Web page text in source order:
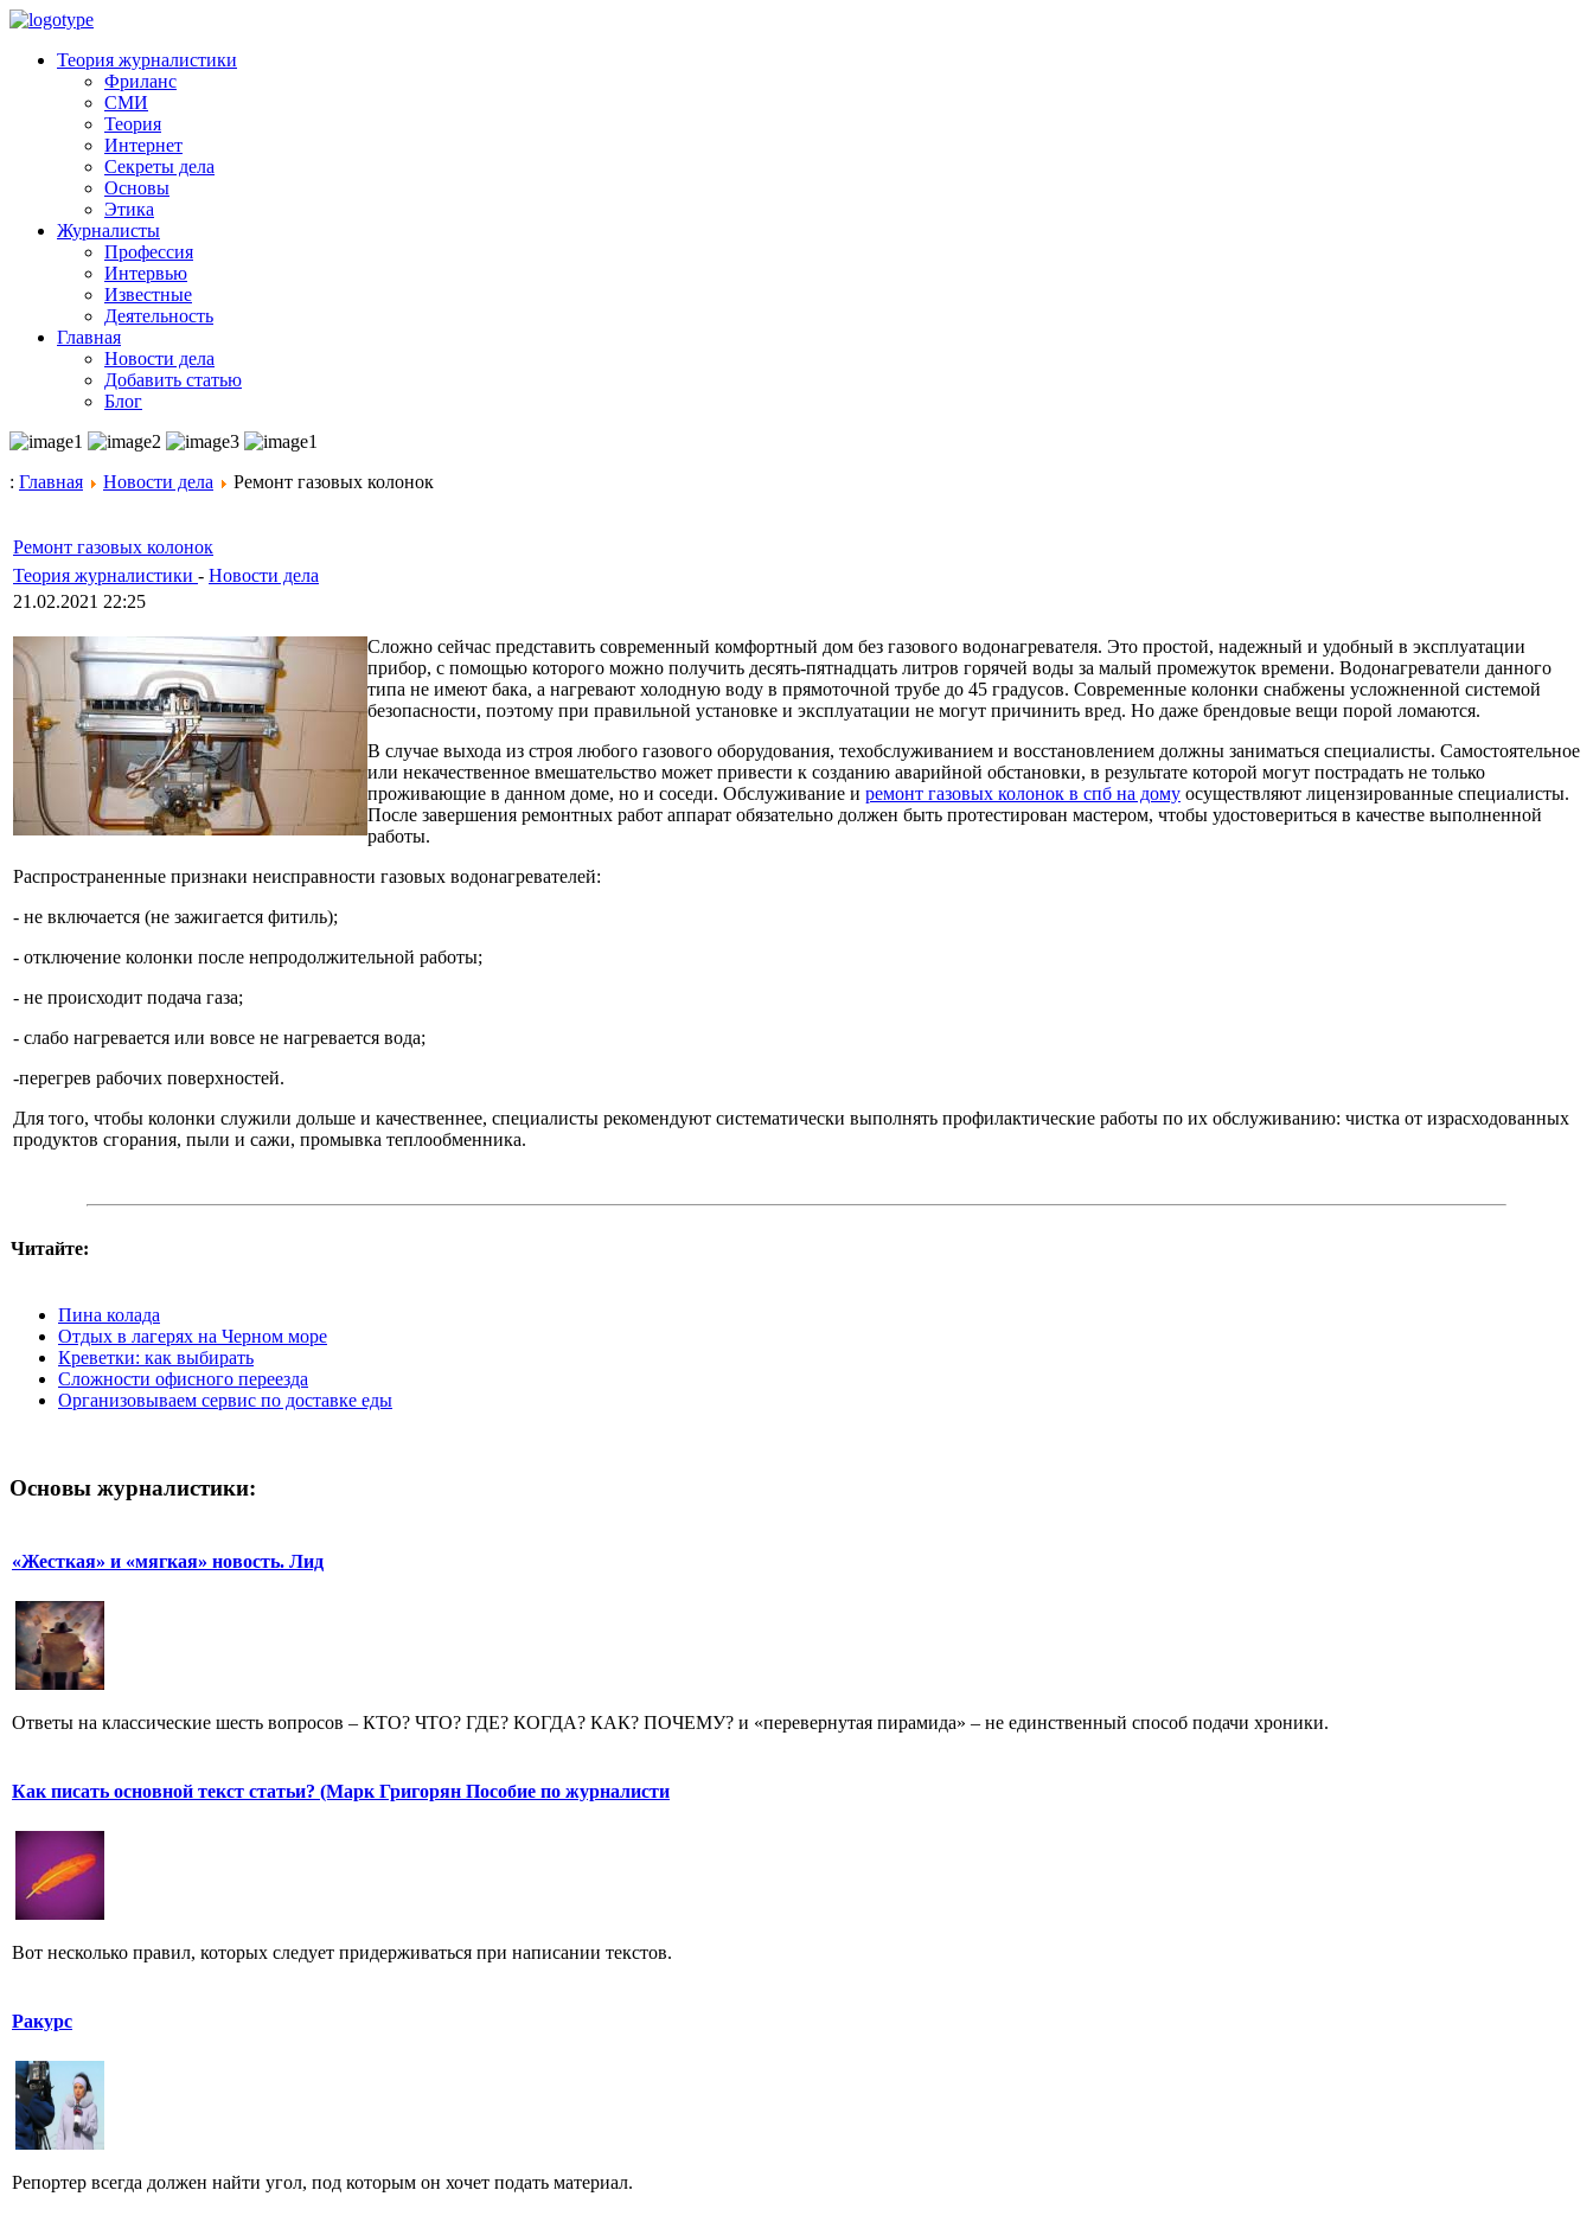
Теория журналистики
Фриланс
СМИ
Теория
Интернет
Секреты дела
Основы
Этика
Журналисты
Профессия
Интервью
Известные
Деятельность
Главная
Новости дела
Добавить статью
Блог
: Главная Новости дела Ремонт газовых колонок
Ремонт газовых колонок
Теория журналистики - Новости дела
21.02.2021 22:25
Сложно сейчас представить современный комфортный дом без газового водонагревателя. Это простой, надежный и удобный в эксплуатации
прибор, с помощью которого можно получить десять-пятнадцать литров горячей воды за малый промежуток времени. Водонагреватели данного
типа не имеют бака, а нагревают холодную воду в прямоточной трубе до 45 градусов. Современные колонки снабжены усложненной системой
безопасности, поэтому при правильной установке и эксплуатации не могут причинить вред. Но даже брендовые вещи порой ломаются.
В случае выхода из строя любого газового оборудования, техобслуживанием и восстановлением должны заниматься специалисты. Самостоятельное
или некачественное вмешательство может привести к созданию аварийной обстановки, в результате которой могут пострадать не только
проживающие в данном доме, но и соседи. Обслуживание и ремонт газовых колонок в спб на дому осуществляют лицензированные специалисты.
После завершения ремонтных работ аппарат обязательно должен быть протестирован мастером, чтобы удостовериться в качестве выполненной
работы.
Распространенные признаки неисправности газовых водонагревателей:
- не включается (не зажигается фитиль);
- отключение колонки после непродолжительной работы;
- не происходит подача газа;
- слабо нагревается или вовсе не нагревается вода;
-перегрев рабочих поверхностей.
Для того, чтобы колонки служили дольше и качественнее, специалисты рекомендуют систематически выполнять профилактические работы по их обслуживанию: чистка от израсходованных
продуктов сгорания, пыли и сажи, промывка теплообменника.
Читайте:
Пина колада
Отдых в лагерях на Черном море
Креветки: как выбирать
Сложности офисного переезда
Организовываем сервис по доставке еды
Основы журналистики:
«Жесткая» и «мягкая» новость. Лид
Ответы на классические шесть вопросов – КТО? ЧТО? ГДЕ? КОГДА? КАК? ПОЧЕМУ? и «перевернутая пирамида» – не единственный способ подачи хроники.
Как писать основной текст статьи? (Марк Григорян Пособие по журналисти
Вот несколько правил, которых следует придерживаться при написании текстов.
Ракурс
Репортер всегда должен найти угол, под которым он хочет подать материал.